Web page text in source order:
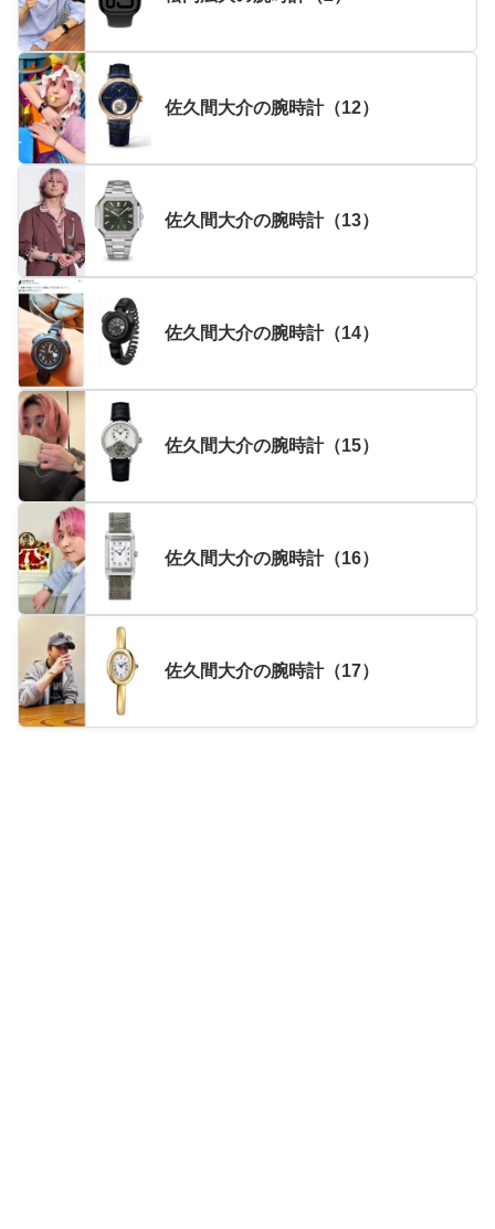
佐久間大介の腕時計（12）
佐久間大介の腕時計（13）
佐久間大介の腕時計（14）
佐久間大介の腕時計（15）
佐久間大介の腕時計（16）
佐久間大介の腕時計（17）